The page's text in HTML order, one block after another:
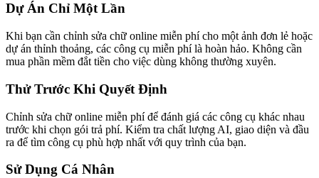
Dự Án Chỉ Một Lần
Khi bạn cần chỉnh sửa chữ online miễn phí cho một ảnh đơn lẻ hoặc
dự án thỉnh thoảng, các công cụ miễn phí là hoàn hảo. Không cần
mua phần mềm đắt tiền cho việc dùng không thường xuyên.
Thử Trước Khi Quyết Định
Chỉnh sửa chữ online miễn phí để đánh giá các công cụ khác nhau
trước khi chọn gói trả phí. Kiểm tra chất lượng AI, giao diện và đầu
ra để tìm công cụ phù hợp nhất với quy trình của bạn.
Sử Dụng Cá Nhân